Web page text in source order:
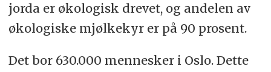
jorda er økologisk drevet, og andelen av
økologiske mjølkekyr er på 90 prosent.
Det bor 630.000 mennesker i Oslo. Dette